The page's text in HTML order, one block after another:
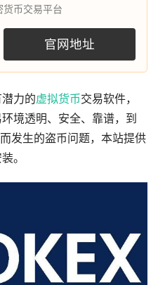
币交易平台
官网地址
力的虚拟货币交易软件，
境透明、安全、靠谱，到
发生的盗币问题，本站提供
。